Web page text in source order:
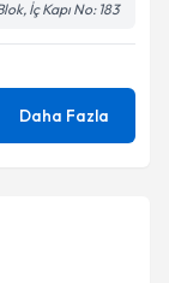
İç Kapı No: 183
Daha Fazla